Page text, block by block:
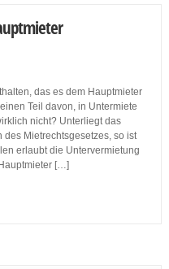
das es dem Hauptmieter
Teil davon, in Untermiete
nicht? Unterliegt das
Mietrechtsgesetzes, so ist
erlaubt die Untervermietung
[…]